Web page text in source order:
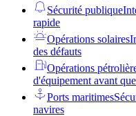
Sécurité publique
rapide
Opérations solaires
des défauts
Opérations
d'équipement avant
Ports maritimes
navires